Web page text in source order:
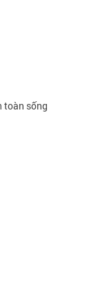
toàn sống